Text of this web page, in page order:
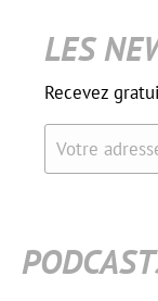
LES
Recevez
Votre